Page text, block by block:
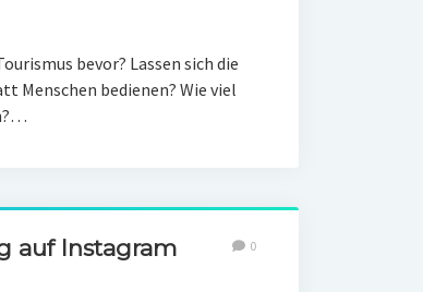
bevor? Lassen sich die
Menschen bedienen? Wie viel
auf Instagram 0